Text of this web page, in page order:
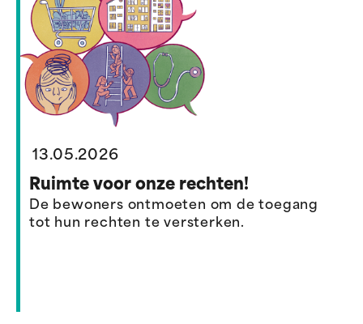
13.05.2026
Ruimte voor onze rechten!
De bewoners ontmoeten om de toegang
tot hun rechten te versterken.